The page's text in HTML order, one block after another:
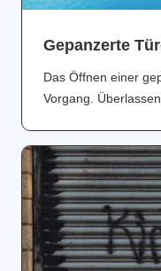
Gepanzerte
Das Öffnen einer
Vorgang.